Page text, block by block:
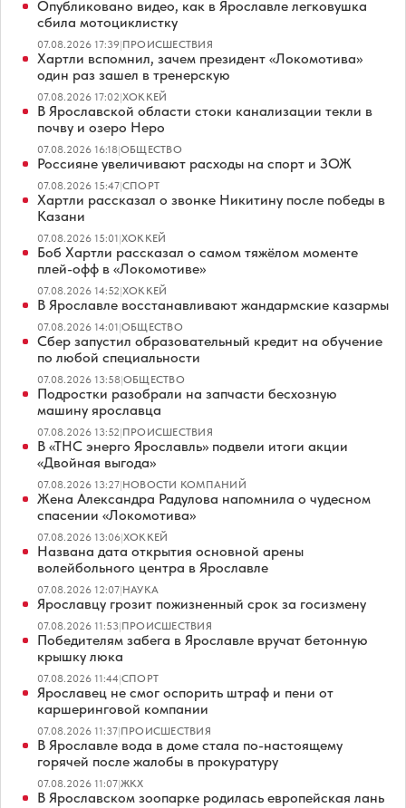
Опубликовано видео, как в Ярославле легковушка
сбила мотоциклистку
07.08.2026 17:39|ПРОИСШЕСТВИЯ
Хартли вспомнил, зачем президент «Локомотива»
один раз зашел в тренерскую
07.08.2026 17:02|ХОККЕЙ
В Ярославской области стоки канализации текли в
почву и озеро Неро
07.08.2026 16:18|ОБЩЕСТВО
Россияне увеличивают расходы на спорт и ЗОЖ
07.08.2026 15:47|СПОРТ
Хартли рассказал о звонке Никитину после победы в
Казани
07.08.2026 15:01|ХОККЕЙ
Боб Хартли рассказал о самом тяжёлом моменте
плей-офф в «Локомотиве»
07.08.2026 14:52|ХОККЕЙ
В Ярославле восстанавливают жандармские казармы
07.08.2026 14:01|ОБЩЕСТВО
Сбер запустил образовательный кредит на обучение
по любой специальности
07.08.2026 13:58|ОБЩЕСТВО
Подростки разобрали на запчасти бесхозную
машину ярославца
07.08.2026 13:52|ПРОИСШЕСТВИЯ
В «ТНС энерго Ярославль» подвели итоги акции
«Двойная выгода»
07.08.2026 13:27|НОВОСТИ КОМПАНИЙ
Жена Александра Радулова напомнила о чудесном
спасении «Локомотива»
07.08.2026 13:06|ХОККЕЙ
Названа дата открытия основной арены
волейбольного центра в Ярославле
07.08.2026 12:07|НАУКА
Ярославцу грозит пожизненный срок за госизмену
07.08.2026 11:53|ПРОИСШЕСТВИЯ
Победителям забега в Ярославле вручат бетонную
крышку люка
07.08.2026 11:44|СПОРТ
Ярославец не смог оспорить штраф и пени от
каршеринговой компании
07.08.2026 11:37|ПРОИСШЕСТВИЯ
В Ярославле вода в доме стала по-настоящему
горячей после жалобы в прокуратуру
07.08.2026 11:07|ЖКХ
В Ярославском зоопарке родилась европейская лань